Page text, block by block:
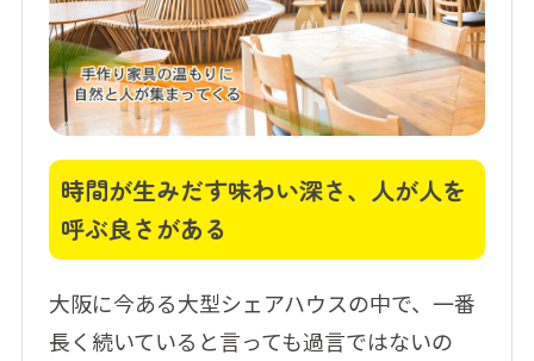
時間が生みだす味わい深さ、人が人を
呼ぶ良さがある
大阪に今ある大型シェアハウスの中で、一番
長く続いていると言っても過言ではないの